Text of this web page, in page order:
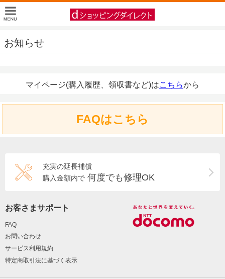
お知らせ
マイページ(購入履歴、領収書など)はこちらから
FAQはこちら
充実の延長補償
購入金額内で 何度でも修理OK
お客さまサポート
FAQ
お問い合わせ
サービス利用規約
特定商取引法に基づく表示